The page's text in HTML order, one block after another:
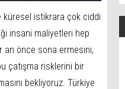
küresel istikrara çok ciddi
insani maliyetleri hep
an önce sona ermesini,
çatışma risklerini bir
bekliyoruz. Türkiye